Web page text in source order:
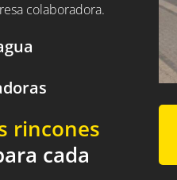
colaboradora.
rincones
cada